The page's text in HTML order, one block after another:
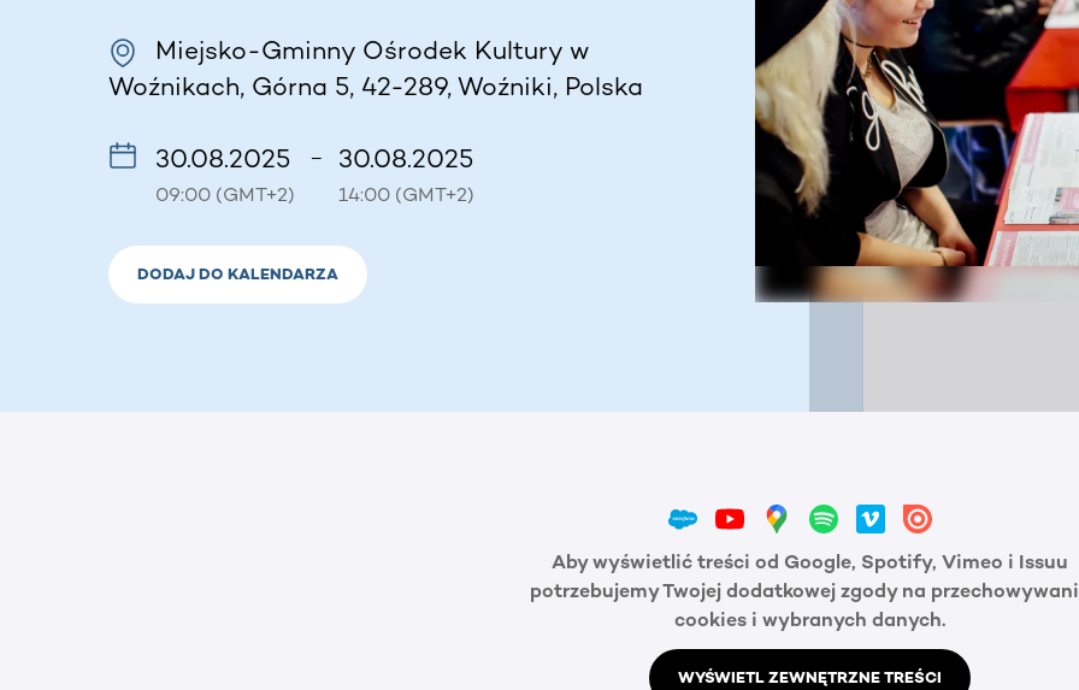
Miejsko-Gminny Ośrodek Kultury w
Woźnikach, Górna 5, 42-289, Woźniki, Polska
30.08.2025
09:00 (GMT+2)
– 30.08.2025
14:00 (GMT+2)
DODAJ DO KALENDARZA
Aby wyświetlić treści od Google, Spotify, Vimeo i Issuu
potrzebujemy Twojej dodatkowej zgody na
cookies i wybranych danych.
WYŚWIETL ZEWNĘTRZNE TREŚCI